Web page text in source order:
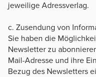
jeweilige Adressverlag.
c. Zusendung von
Sie haben die
Newsletter zu
Mail-Adresse und ihre
Bezug des Newsletters